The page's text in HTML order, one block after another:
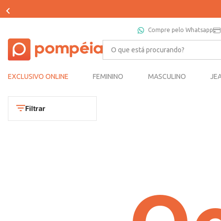
Compre pelo Whatsapp
O que está procurando?
EXCLUSIVO ONLINE FEMININO MASCULINO
Filtrar